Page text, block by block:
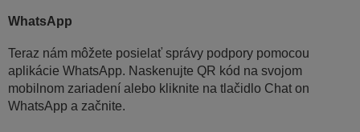
WhatsApp
Teraz nám môžete posielať správy podpory pomocou
aplikácie WhatsApp. Naskenujte QR kód na svojom
mobilnom zariadení alebo kliknite na tlačidlo Chat on
WhatsApp a začnite.